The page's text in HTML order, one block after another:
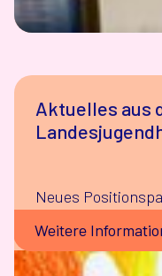
Aktuelles aus
Neues
Weitere